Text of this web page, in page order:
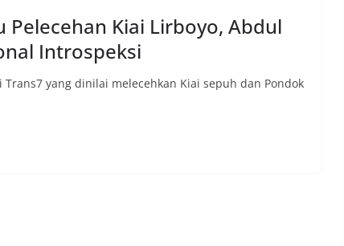
Kiai Lirboyo, Abdul
Introspeksi
yang dinilai melecehkan Kiai sepuh dan Pondok